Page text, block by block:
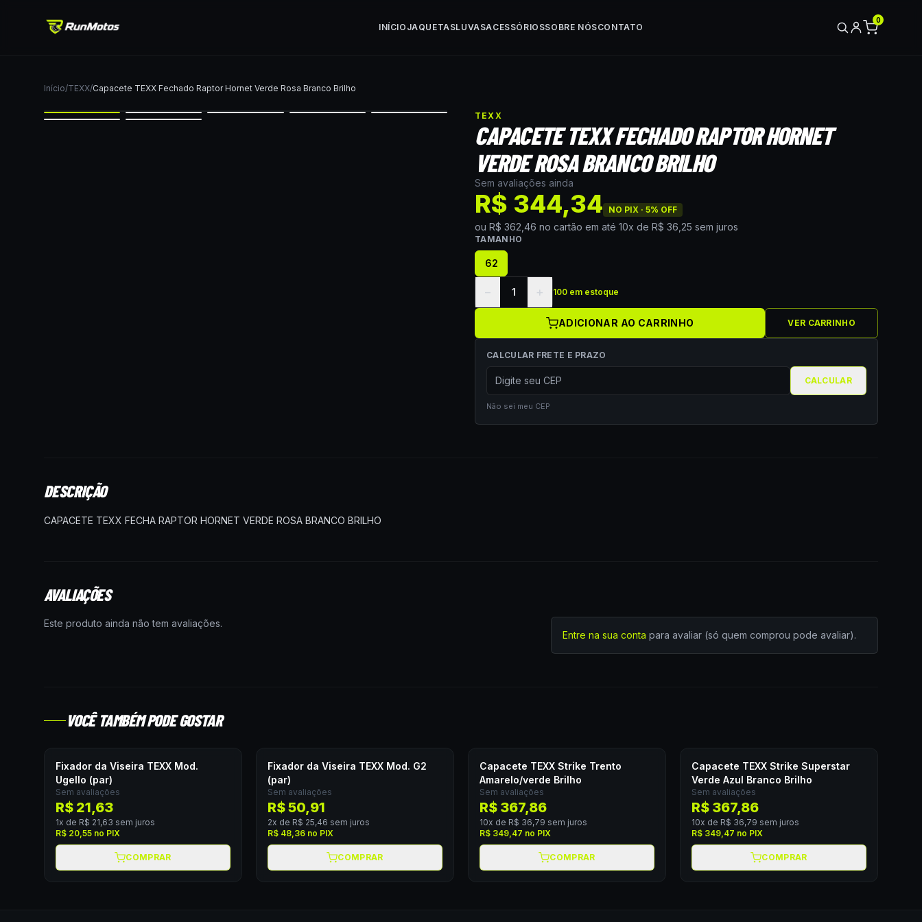
INÍCIO JAQUETASLUVASACESSÓRIOSSOBRE NÓSCONTATO
0
Início/TEXX/Capacete TEXX Fechado Raptor Hornet Verde Rosa Branco Brilho
TEXX
CAPACETE TEXX FECHADO RAPTOR HORNET
VERDE ROSA BRANCO BRILHO
Sem avaliações ainda
R$ 344,34 NO PIX · 5% OFF
ou R$ 362,46 no cartão em até 10x de R$ 36,25 sem juros
TAMANHO
62
− 1 + 100 em estoque
ADICIONAR AO CARRINHO VER CARRINHO
CALCULAR FRETE E PRAZO
CALCULAR
Não sei meu CEP
DESCRIÇÃO
CAPACETE TEXX FECHA RAPTOR HORNET VERDE ROSA BRANCO BRILHO
AVALIAÇÕES
Este produto ainda não tem avaliações.
Entre na sua conta para avaliar (só quem comprou pode avaliar).
VOCÊ TAMBÉM PODE GOSTAR
Fixador da Viseira TEXX Mod.
Ugello (par)
Sem avaliações
R$ 21,63
1x de R$ 21,63 sem juros
R$ 20,55 no PIX
COMPRAR
Fixador da Viseira TEXX Mod. G2
(par)
Sem avaliações
R$ 50,91
2x de R$ 25,46 sem juros
R$ 48,36 no PIX
COMPRAR
Capacete TEXX Strike Trento
Amarelo/verde Brilho
Sem avaliações
R$ 367,86
10x de R$ 36,79 sem juros
R$ 349,47 no PIX
COMPRAR
Capacete TEXX Strike Superstar
Verde Azul Branco Brilho
Sem avaliações
R$ 367,86
10x de R$ 36,79 sem juros
R$ 349,47 no PIX
COMPRAR